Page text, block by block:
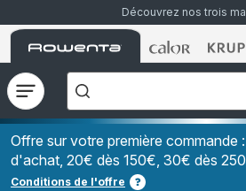
Découvrez nos trois
Accueil
Rowenta
Accueil
Rowenta
Ouvrir
le
menu
recherchez-
vous
?","Aspirateurs
à
Grains","Centrales
Vapeurs","Sèche
Cheveux"]
Offre sur votre première commande
d'achat, 20€ dès 150€, 30€ dès
Conditions de l'offre